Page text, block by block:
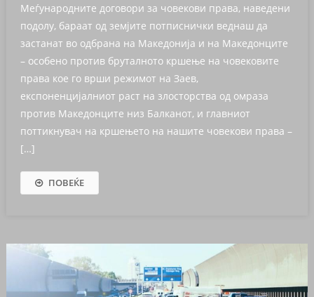
Меѓународните договори за човекови права, наведени
подолу, бараат од земјите потписнички веднаш да
застанат во одбрана на Македонија и на Македонците
– особено против бруталното кршење на човековите
права кое го врши режимот на Заев,
експоненцијалниот раст на злосторства од омраза
против Македонците низ Балканот, и главниот
поттикнувач на кршењето на нашите човекови права –
[…]
ПОВЕЌЕ